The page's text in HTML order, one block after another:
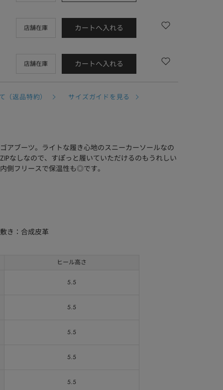
店舗在庫 カートへ入れる
店舗在庫 カートへ入れる
（返品特約）
サイズガイドを見る
アブーツ。ライトな履き心地のスニーカーソールなの
なしなので、すぽっと履いていただけるのもうれしい
側フリースで保温性も◎です。
き：合成皮革
ヒール高さ
5.5
5.5
5.5
5.5
5.5